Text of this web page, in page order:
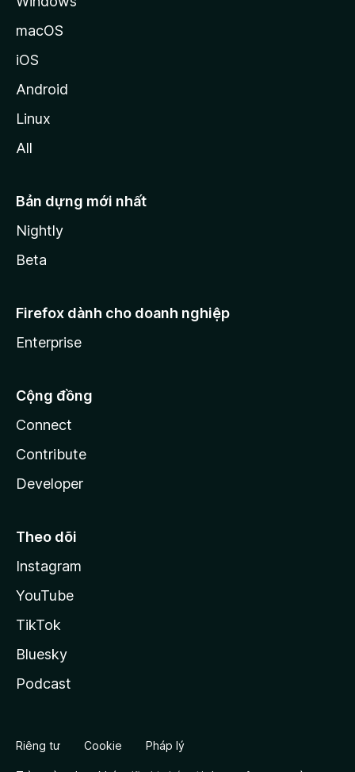
macOS
iOS
Android
Linux
All
Bản dựng mới nhất
Nightly
Beta
Firefox dành cho doanh nghiệp
Enterprise
Cộng đồng
Connect
Contribute
Developer
Theo dõi
Instagram
YouTube
TikTok
Bluesky
Podcast
Riêng tư Cookie Pháp lý